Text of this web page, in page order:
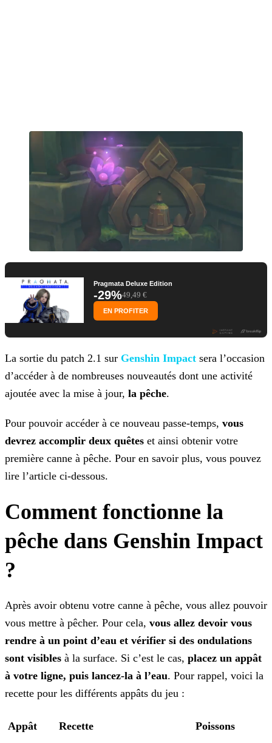
Pragmata Deluxe Edition
-29%49,49 €
EN PROFITER
La sortie du patch 2.1 sur Genshin Impact sera l’occasion
d’accéder à de nombreuses nouveautés dont une activité
ajoutée avec la mise à jour, la pêche.
Pour pouvoir accéder à ce nouveau passe-temps, vous
devrez accomplir deux quêtes et ainsi obtenir votre
première canne à pêche. Pour en savoir plus, vous pouvez
lire l’article ci-dessous.
Comment fonctionne la
pêche dans Genshin Impact
?
Après avoir obtenu votre canne à pêche, vous allez pouvoir
vous mettre à pêcher. Pour cela, vous allez devoir vous
rendre à un point d’eau et vérifier si des ondulations
sont visibles à la surface. Si c’est le cas, placez un appât
à votre ligne, puis lancez-la à l’eau. Pour rappel, voici la
recette pour les différents appâts du jeu :
Appât Recette
Poissons